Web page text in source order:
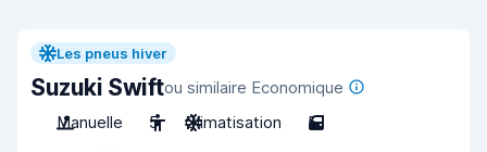
Les pneus hiver
Suzuki Swiftou similaire Economique
Manuelle
5 Climatisation 5